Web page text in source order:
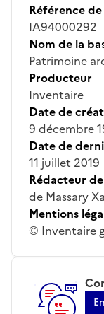
Référence
IA94000292
Nom de la
Patrimoine
Producteur
Inventaire
Date de
9 décembre
Date de
11 juillet 2019
Rédacteur
de Massary
Mentions
© Inventaire